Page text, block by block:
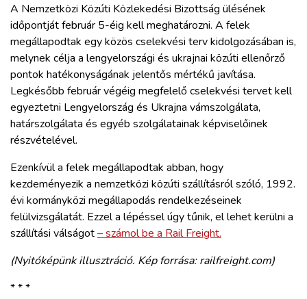
A Nemzetközi Közúti Közlekedési Bizottság ülésének
időpontját február 5-éig kell meghatározni. A felek
megállapodtak egy közös cselekvési terv kidolgozásában is,
melynek célja a lengyelországi és ukrajnai közúti ellenőrző
pontok hatékonyságának jelentős mértékű javítása.
Legkésőbb február végéig megfelelő cselekvési tervet kell
egyeztetni Lengyelország és Ukrajna vámszolgálata,
határszolgálata és egyéb szolgálatainak képviselőinek
részvételével.
Ezenkívül a felek megállapodtak abban, hogy
kezdeményezik a nemzetközi közúti szállításról szóló, 1992.
évi kormányközi megállapodás rendelkezéseinek
felülvizsgálatát. Ezzel a lépéssel úgy tűnik, el lehet kerülni a
szállítási válságot– számol be a Rail Freight.
(Nyitóképünk illusztráció. Kép forrása: railfreight.com)
* * *